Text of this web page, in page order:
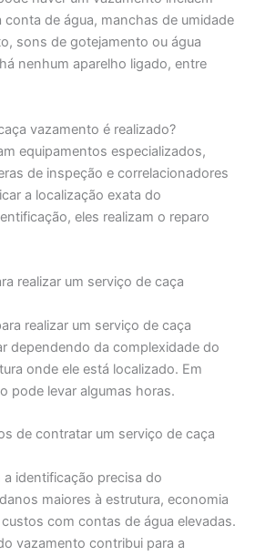
de água, manchas de umidade
sons de gotejamento ou água
nenhum aparelho ligado, entre
vazamento é realizado?
equipamentos especializados,
de inspeção e correlacionadores
a localização exata do
eles realizam o reparo
realizar um serviço de caça
realizar um serviço de caça
dependendo da complexidade do
onde ele está localizado. Em
pode levar algumas horas.
de contratar um serviço de caça
identificação precisa do
maiores à estrutura, economia
com contas de água elevadas.
vazamento contribui para a